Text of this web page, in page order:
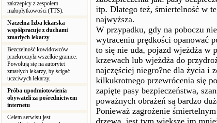
zakrzepicy z zespołem
małopłytkowości (TTS).
Naczelna Izba lekarska
współpracuje z duchami
zmarłych lekarzy
Bezczelność kowidowców
przekroczyła wszelkie granice.
Powołują się na autorytet
zmarłych lekarzy, by ścigać
uczciwych lekarzy.
Próba upodmiotowienia
obywateli za pośrednictwem
internetu
Celem serwisu jest
itp. Dlatego też, śmiertelność w
najwyższa.
W przypadku, gdy na poboczu
wytraceniu prędkości opanować
to się nie uda, pojazd wjeżdża w
krzewach lub wjeżdża do
najczęściej niegro?ne dla życia i
kilkukrotnego przewrócenia się
zapięte pasy bezpieczeństwa,
poważnych obrażeń są bardzo
Ponieważ zagrożenie
drzewa, jest tym większe im